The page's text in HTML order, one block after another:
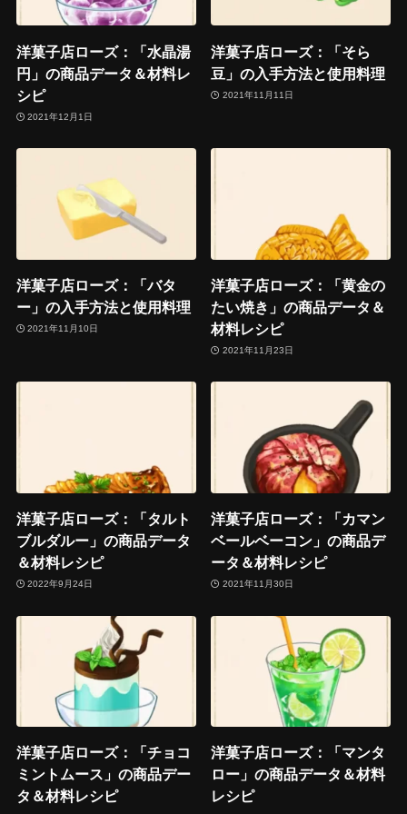
洋菓子店ローズ：「水晶湯
円」の商品データ＆材料レ
シピ
2021年12月1日
洋菓子店ローズ：「そら
豆」の入手方法と使用料理
2021年11月11日
洋菓子店ローズ：「バタ
ー」の入手方法と使用料理
2021年11月10日
洋菓子店ローズ：「黄金の
たい焼き」の商品データ＆
材料レシピ
2021年11月23日
洋菓子店ローズ：「タルト
ブルダルー」の商品データ
＆材料レシピ
2022年9月24日
洋菓子店ローズ：「カマン
ベールベーコン」の商品デ
ータ＆材料レシピ
2021年11月30日
洋菓子店ローズ：「チョコ
ミントムース」の商品デー
タ＆材料レシピ
洋菓子店ローズ：「マンタ
ロー」の商品データ＆材料
レシピ